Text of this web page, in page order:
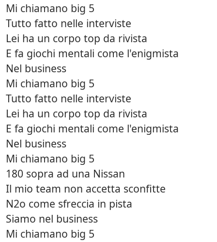
Mi chiamano big 5
Tutto fatto nelle interviste
Lei ha un corpo top da rivista
E fa giochi mentali come l'enigmista
Nel business
Mi chiamano big 5
Tutto fatto nelle interviste
Lei ha un corpo top da rivista
E fa giochi mentali come l'enigmista
Nel business
Mi chiamano big 5
180 sopra ad una Nissan
Il mio team non accetta sconfitte
N2o come sfreccia in pista
Siamo nel business
Mi chiamano big 5